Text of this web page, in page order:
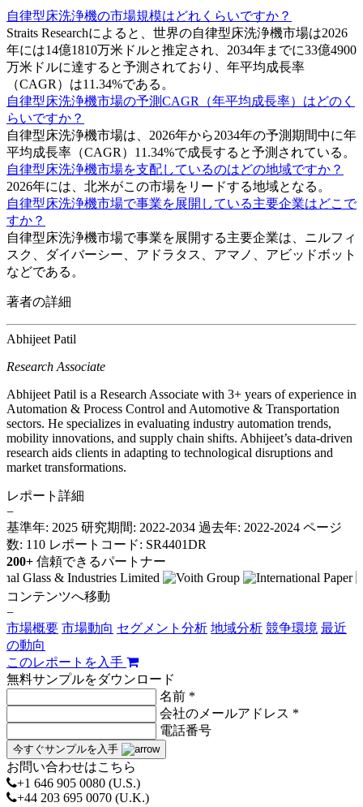
自律型床洗浄機の市場規模はどれくらいですか？
Straits Researchによると、世界の自律型床洗浄機市場は2026
年には14億1810万米ドルと推定され、2034年までに33億4900
万米ドルに達すると予測されており、年平均成長率
（CAGR）は11.34%である。
自律型床洗浄機市場の予測CAGR（年平均成長率）はどのく
らいですか？
自律型床洗浄機市場は、2026年から2034年の予測期間中に年
平均成長率（CAGR）11.34%で成長すると予測されている。
自律型床洗浄機市場を支配しているのはどの地域ですか？
2026年には、北米がこの市場をリードする地域となる。
自律型床洗浄機市場で事業を展開している主要企業はどこで
すか？
自律型床洗浄機市場で事業を展開する主要企業は、ニルフィ
スク、ダイバーシー、アドラタス、アマノ、アビッドボット
などである。
著者の詳細
Abhijeet Patil
Research Associate
Abhijeet Patil is a Research Associate with 3+ years of experience in
Automation & Process Control and Automotive & Transportation
sectors. He specializes in evaluating industry automation trends,
mobility innovations, and supply chain shifts. Abhijeet’s data-driven
research aids clients in adapting to technological disruptions and
market transformations.
レポート詳細
−
基準年: 2025 研究期間: 2022-2034 過去年: 2022-2024 ページ
数: 110 レポートコード: SR4401DR
200+ 信頼できるパートナー
コンテンツへ移動
−
市場概要 市場動向 セグメント分析 地域分析 競争環境 最近
の動向
このレポートを入手
無料サンプルをダウンロード
名前 *
会社のメールアドレス *
電話番号
今すぐサンプルを入手
お問い合わせはこちら
+1 646 905 0080 (U.S.)
+44 203 695 0070 (U.K.)